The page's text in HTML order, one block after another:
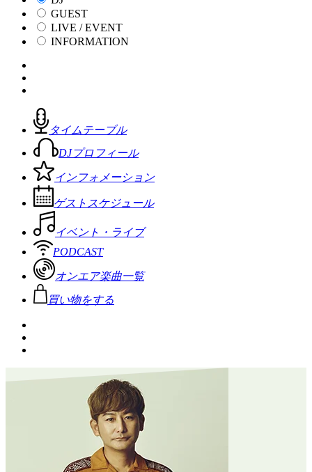
GUEST
LIVE / EVENT
INFORMATION
タイムテーブル
DJプロフィール
インフォメーション
ゲストスケジュール
イベント・ライブ
PODCAST
オンエア楽曲一覧
買い物をする